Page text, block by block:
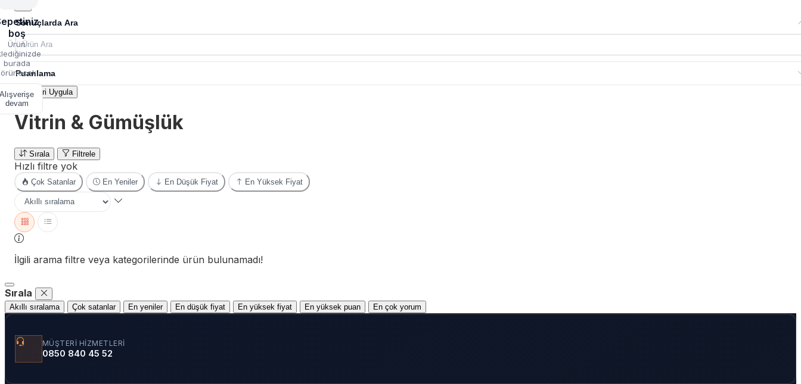
boş
Ürün
burada
Alışverişe
devam
Sonuçlarda Ara
Puanlama
Filtreleri Uygula
Vitrin & Gümüşlük
Sırala Filtrele
Hızlı filtre yok
Çok Satanlar En Yeniler En Düşük Fiyat En Yüksek Fiyat
İlgili arama filtre veya kategorilerinde ürün bulunamadı!
Sırala
Akıllı sıralama Çok satanlar En yeniler En düşük fiyat En yüksek fiyat En yüksek puan En çok yorum
MÜŞTERI HIZMETLERI
0850 840 45 52